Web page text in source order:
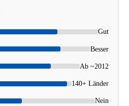
Gut
Besser
Ab ~2012
140+ Länder
Nein